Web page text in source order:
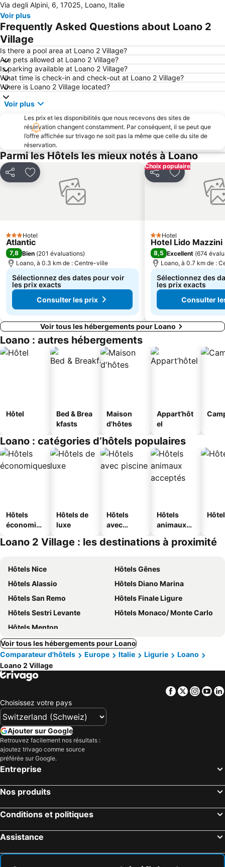
Spiaggia di Finalmarina
Spiaggia di Albissola
Snowpark Prato Nevoso
Porto
Lido Spotorno
Gare d'Alassio
Marina di San Lorenzo - Porto
Lido di Noli
Celle Ligure Levante
Aéroport Riviera
Lungomare delle Nazioni
Lido Albisola Superiore
Baia Azzurra
Litorale
Spiaggia di Finalpia
Fornaci
Borgo di Bussana Vecchia
Borgo Antico di Borgio Verezzi
Budello di Alassio
Centro Storico
Artesina
Le Torri di Albenga
Vecchia Darsena
Celle Ligure Ponente
Salone dell'Agroalimentare Ligure
Lago di Osiglia
L'Ancora
Conca Verde
Cappella Sistina
O Sole Mio
Via degli Alpini, 6, 17025, Loano, Italie
Voir plus
Frequently Asked Questions about Loano 2
Village
Is there a pool area at Loano 2 Village?
Are pets allowed at Loano 2 Village?
Is parking available at Loano 2 Village?
What time is check-in and check-out at Loano 2 Village?
Where is Loano 2 Village located?
Voir plus
Les prix et les disponibilités que nous recevons des sites de
réservation changent constamment. Par conséquent, il se peut que
l’offre affichée sur trivago ne soit pas la même que celle du site de
réservation.
Parmi les Hôtels les mieux notés à Loano
PartagerAjouter à mes favoris
3 Étoiles
Hotel
Atlantic
7,8 Bien (201 évaluations)
Loano, à 0.3 km de : Centre-ville
Sélectionnez des dates pour voir
les prix exacts
Consulter les prix
Choix populaire
PartagerAjouter à
2 Étoiles
Hotel
Hotel Lido Mazzini
8,5 Excellent (674
Loano, à 0.7 km de :
Sélectionnez des
les prix exacts
Consulter
Voir tous les hébergements pour Loano
Loano : autres hébergements
Hôtel
Bed & Brea
kfasts
Maison
d'hôtes
Appart’hôt
el
Loano : catégories d’hôtels populaires
Hôtels
économiq
Hôtels de
luxe
Hôtels
avec
Hôtels
animaux
Loano 2 Village : les destinations à proximité
Hôtels Nice
Hôtels Gênes
Hôtels Alassio
Hôtels Diano Marina
Hôtels San Remo
Hôtels Finale Ligure
Hôtels Sestri Levante
Hôtels Monaco/ Monte Carlo
Hôtels Menton
Voir tous les hébergements pour Loano
Comparateur d'hôtels
Europe Italie Ligurie
Loano
Loano 2 Village
Facebook
Twitter
Choisissez votre pays
Ajouter sur Google
Retrouvez facilement nos résultats :
ajoutez trivago comme source
préférée sur Google.
Entreprise
Nos produits
Conditions et politiques
Assistance